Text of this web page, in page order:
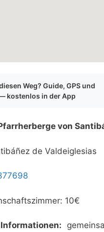
Weg? Guide, GPS und
kostenlos in der App
von
de Valdeiglesias
10€